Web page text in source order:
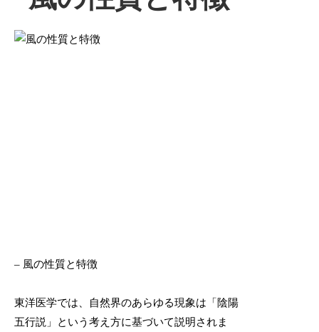
– 風の性質と特徴
東洋医学では、自然界のあらゆる現象は「陰陽
五行説」という考え方に基づいて説明されま